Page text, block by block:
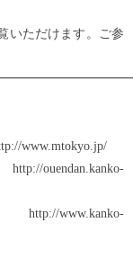
けます。ご参
ページ
www.mtokyo.jp/
ouendan.kanko-
http://www.kanko-
ざき